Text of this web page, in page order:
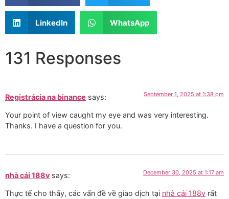
LinkedIn WhatsApp
131 Responses
Registrácia na binance says: September 1, 2025 at 1:38 pm
Your point of view caught my eye and was very interesting.
Thanks. I have a question for you.
nhà cái 188v says: December 30, 2025 at 1:17 am
Thực tế cho thấy, các vấn đề về giao dịch tại nhà cái 188v rất